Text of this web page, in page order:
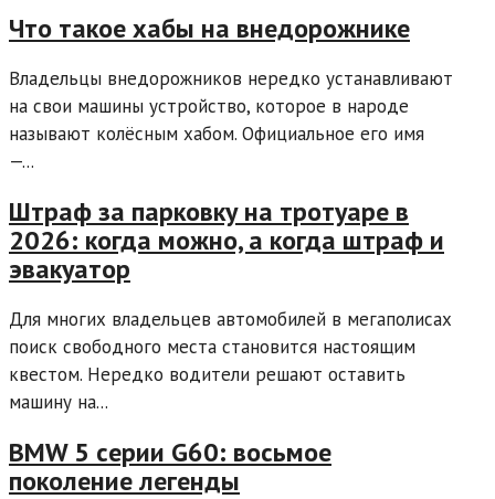
Что такое хабы на внедорожнике
Владельцы внедорожников нередко устанавливают
на свои машины устройство, которое в народе
называют колёсным хабом. Официальное его имя
—...
Штраф за парковку на тротуаре в
2026: когда можно, а когда штраф и
эвакуатор
Для многих владельцев автомобилей в мегаполисах
поиск свободного места становится настоящим
квестом. Нередко водители решают оставить
машину на...
BMW 5 серии G60: восьмое
поколение легенды